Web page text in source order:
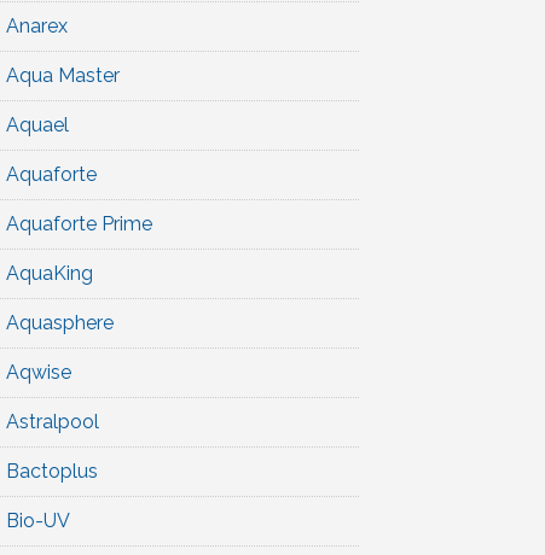
Anarex
Aqua Master
Aquael
Aquaforte
Aquaforte Prime
AquaKing
Aquasphere
Aqwise
Astralpool
Bactoplus
Bio-UV